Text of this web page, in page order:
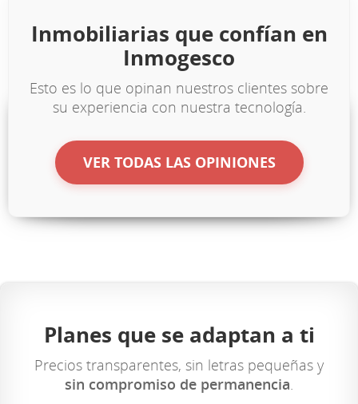
Inmobiliarias que confían en
Inmogesco
Esto es lo que opinan nuestros clientes sobre
su experiencia con nuestra tecnología.
VER TODAS LAS OPINIONES
Planes que se adaptan a ti
Precios transparentes, sin letras pequeñas y
sin compromiso de permanencia.